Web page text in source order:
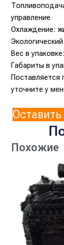
управление
Охлаждение:
Вес в
Габариты в
Поставляется
уточните у
Оставить
Похожие